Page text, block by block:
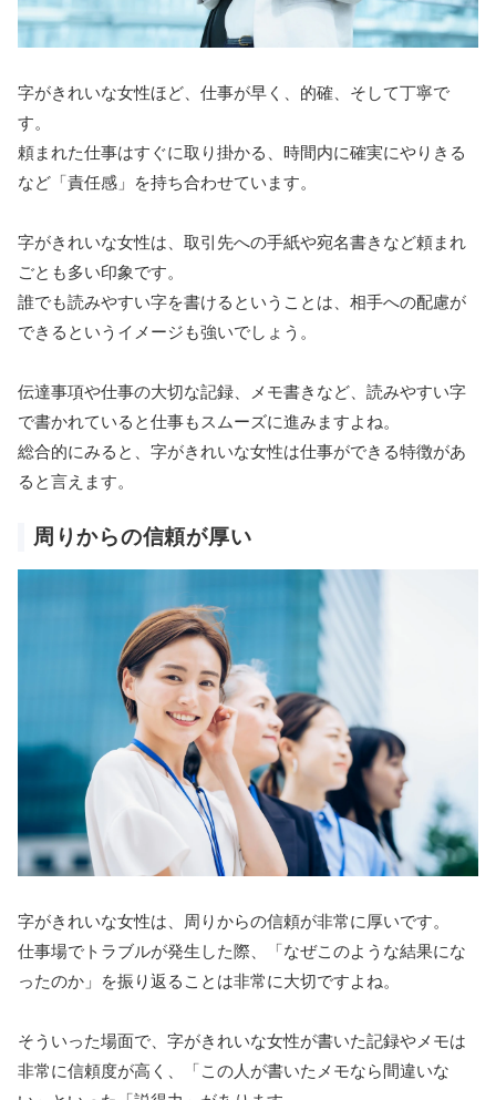
字がきれいな女性ほど、仕事が早く、的確、そして丁寧で
す。
頼まれた仕事はすぐに取り掛かる、時間内に確実にやりきる
など「責任感」を持ち合わせています。
字がきれいな女性は、取引先への手紙や宛名書きなど頼まれ
ごとも多い印象です。
誰でも読みやすい字を書けるということは、相手への配慮が
できるというイメージも強いでしょう。
伝達事項や仕事の大切な記録、メモ書きなど、読みやすい字
で書かれていると仕事もスムーズに進みますよね。
総合的にみると、字がきれいな女性は仕事ができる特徴があ
ると言えます。
周りからの信頼が厚い
字がきれいな女性は、周りからの信頼が非常に厚いです。
仕事場でトラブルが発生した際、「なぜこのような結果にな
ったのか」を振り返ることは非常に大切ですよね。
そういった場面で、字がきれいな女性が書いた記録やメモは
非常に信頼度が高く、「この人が書いたメモなら間違いな